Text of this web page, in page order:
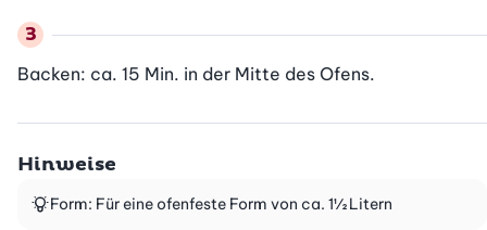
Backen: ca. 15 Min. in der Mitte des Ofens.
Hinweise
Form: Für eine ofenfeste Form von ca. 1½ Litern